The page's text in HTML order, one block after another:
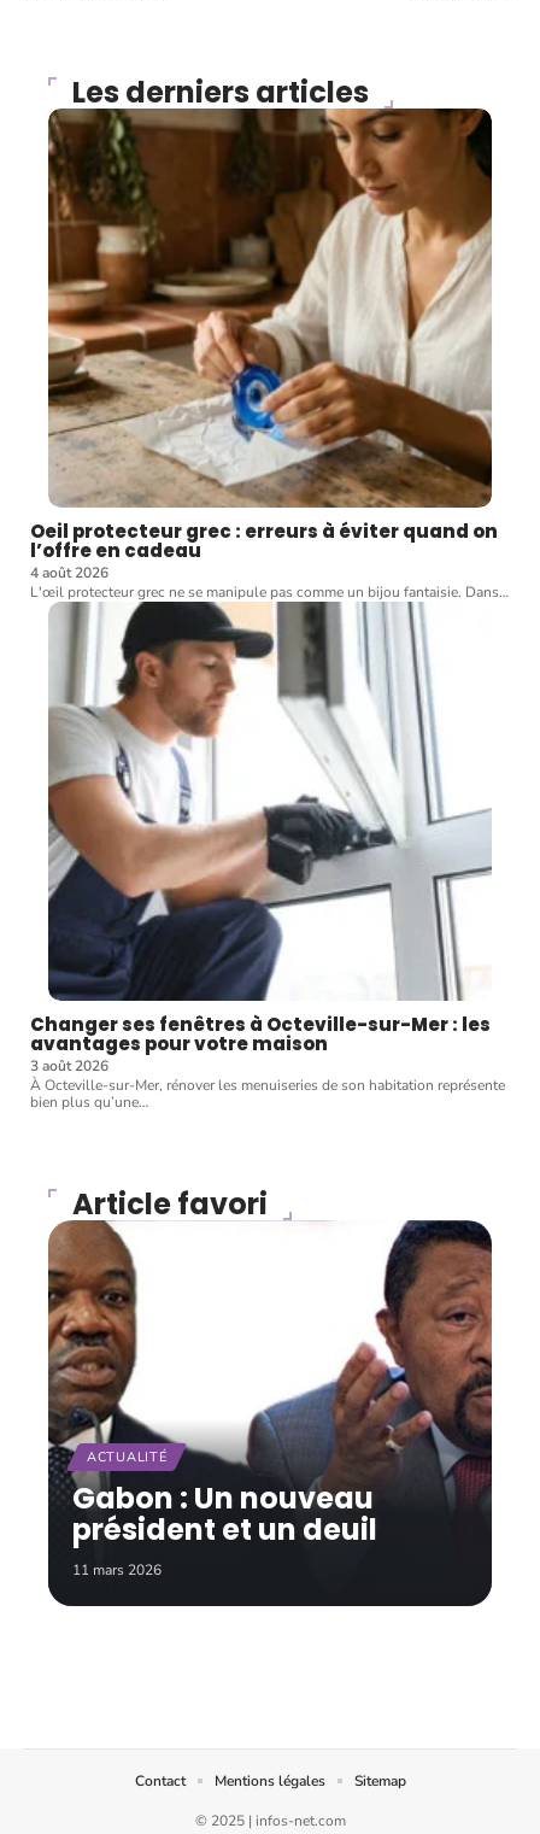
Les derniers articles
Oeil protecteur grec : erreurs à éviter quand on
l’offre en cadeau
4 août 2026
L'œil protecteur grec ne se manipule pas comme un bijou fantaisie. Dans…
Changer ses fenêtres à Octeville-sur-Mer : les
avantages pour votre maison
3 août 2026
À Octeville-sur-Mer, rénover les menuiseries de son habitation représente
bien plus qu’une…
Article favori
ACTUALITÉ
Gabon : Un nouveau
président et un deuil
11 mars 2026
© 2025 | infos-net.com
Contact Mentions légales Sitemap